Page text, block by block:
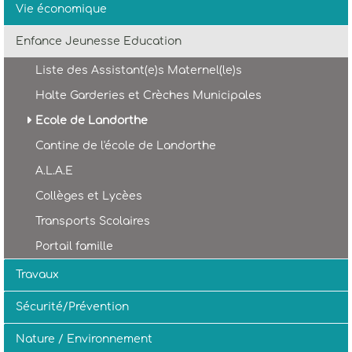
y
.
i
m
e
d
i
a
Vie économique
Enfance Jeunesse Education
Liste des Assistant(e)s Maternel(le)s
Halte Garderies et Crèches Municipales
Ecole de Landorthe
Cantine de l'école de Landorthe
A.L.A.E
Collèges et Lycèes
Transports Scolaires
Portail famille
Travaux
Sécurité/Prévention
Nature / Environnement